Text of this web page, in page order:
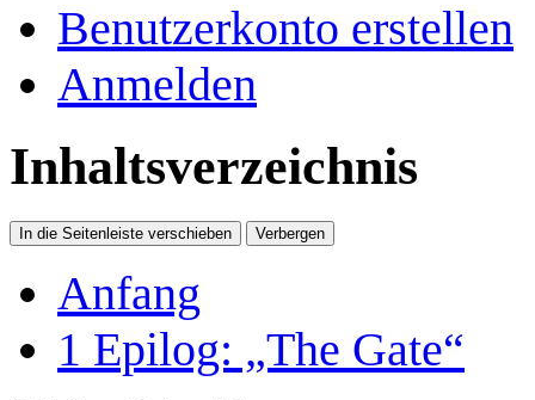
Benutzerkonto erstellen
Anmelden
Inhaltsverzeichnis
In die Seitenleiste verschieben Verbergen
Anfang
1 Epilog: „The Gate“